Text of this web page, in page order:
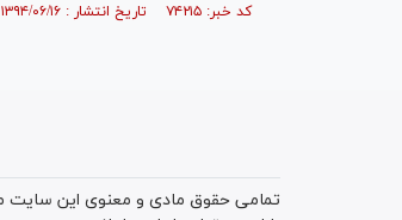
کد خبر: ۷۴۲۱۵ تاریخ انتشار : ۱۳۹۴/۰۶/۱۶
تمامی حقوق مادی و معنوی این سایت